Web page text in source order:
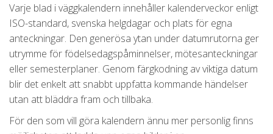
Varje blad i väggkalendern innehåller kalenderveckor enligt
ISO-standard, svenska helgdagar och plats för egna
anteckningar. Den generösa ytan under datumrutorna ger
utrymme för födelsedagspåminnelser, mötesanteckningar
eller semesterplaner. Genom färgkodning av viktiga datum
blir det enkelt att snabbt uppfatta kommande händelser
utan att bläddra fram och tillbaka.
För den som vill göra kalendern ännu mer personlig finns